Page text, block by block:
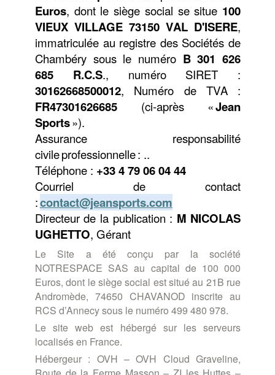
Euros, dont le siège social se situe 100
VIEUX VILLAGE 73150 VAL D'ISERE,
immatriculée au registre des Sociétés de
Chambéry sous le numéro B301 626
685R.C.S., numéroSIRET :
30162668500012, Numéro de TVA :
FR47301626685 (ci-après «Jean
Sports»).
Assurance responsabilité
civile professionnelle: ..
Téléphone : +334 79 06 04 44
Courriel de contact
:contact@jeansports.com
Directeur de la publication : M NICOLAS
UGHETTO, Gérant
Le Site a été conçu par la société
NOTRESPACE SAS au capital de 100 000
Euros, dont le siège social est situé au 21B rue
Andromède, 74650 CHAVANOD inscrite au
RCS d’Annecy sous le numéro 499 480 978.
Le site web est hébergé sur les serveurs
localisés en France.
Hébergeur : OVH – OVH Cloud Graveline,